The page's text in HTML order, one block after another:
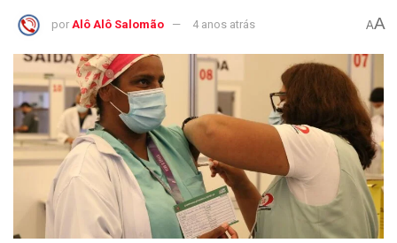
por Alô Alô Salomão 4 anos atrás AA